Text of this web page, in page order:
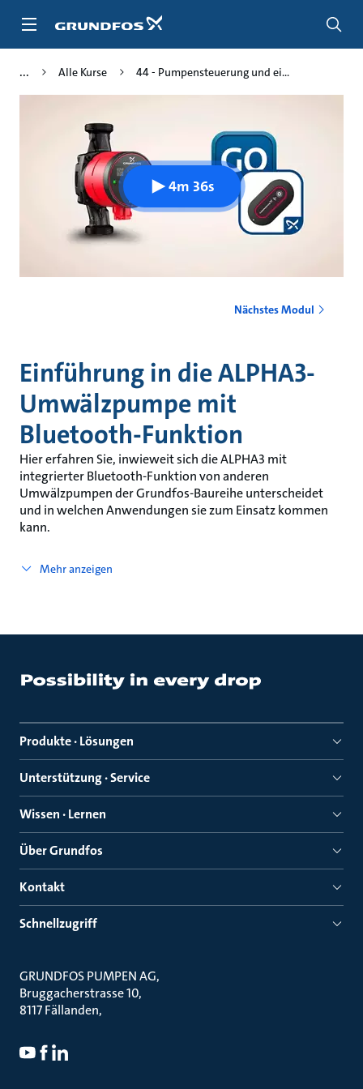
Inhalt
Alle Kurse 44 - Pumpensteuerung und ei...
4m 36s
Nächstes Modul
Einführung in die ALPHA3-
Umwälzpumpe mit
Bluetooth-Funktion
Hier erfahren Sie, inwieweit sich die ALPHA3 mit
integrierter Bluetooth-Funktion von anderen
Umwälzpumpen der Grundfos-Baureihe unterscheidet
und in welchen Anwendungen sie zum Einsatz kommen
kann.
Mehr anzeigen
Produkte · Lösungen
Unterstützung · Service
Wissen · Lernen
Über Grundfos
Kontakt
Schnellzugriff
GRUNDFOS PUMPEN AG
Bruggacherstrasse 10
8117 Fällanden